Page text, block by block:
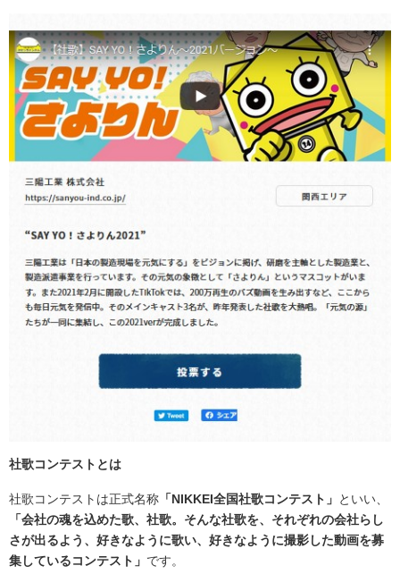
社歌コンテストとは
社歌コンテストは正式名称 「NIKKEI全国社歌コンテスト」 といい、
「会社の魂を込めた歌、社歌。そんな社歌を、それぞれの会社らし
さが出るよう、好きなように歌い、好きなように撮影した動画を募
集しているコンテスト」 です。